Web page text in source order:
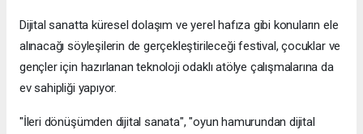
Dijital sanatta küresel dolaşım ve yerel hafıza gibi konuların ele
alınacağı söyleşilerin de gerçekleştirileceği festival, çocuklar ve
gençler için hazırlanan teknoloji odaklı atölye çalışmalarına da
ev sahipliği yapıyor.
"İleri dönüşümden dijital sanata", "oyun hamurundan dijital